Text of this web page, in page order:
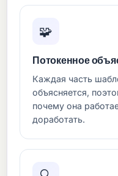
🧩
Потокенное
Каждая часть
объясняется,
почему она
доработать.